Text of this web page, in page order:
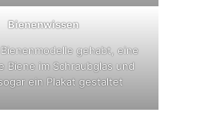
Bienenwissen
gehabt, eine
Biene im Schraubglas und
ein Plakat gestaltet